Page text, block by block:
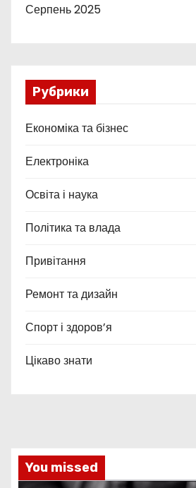
Серпень 2025
Рубрики
Економіка та бізнес
Електроніка
Освіта і наука
Політика та влада
Привітання
Ремонт та дизайн
Спорт і здоров’я
Цікаво знати
You missed